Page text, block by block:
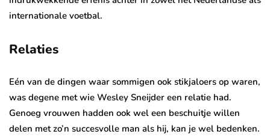
internationale voetbal.
Relaties
Eén van de dingen waar sommigen ook stikjaloers op waren,
was degene met wie Wesley Sneijder een relatie had.
Genoeg vrouwen hadden ook wel een beschuitje willen
delen met zo’n succesvolle man als hij, kan je wel bedenken.